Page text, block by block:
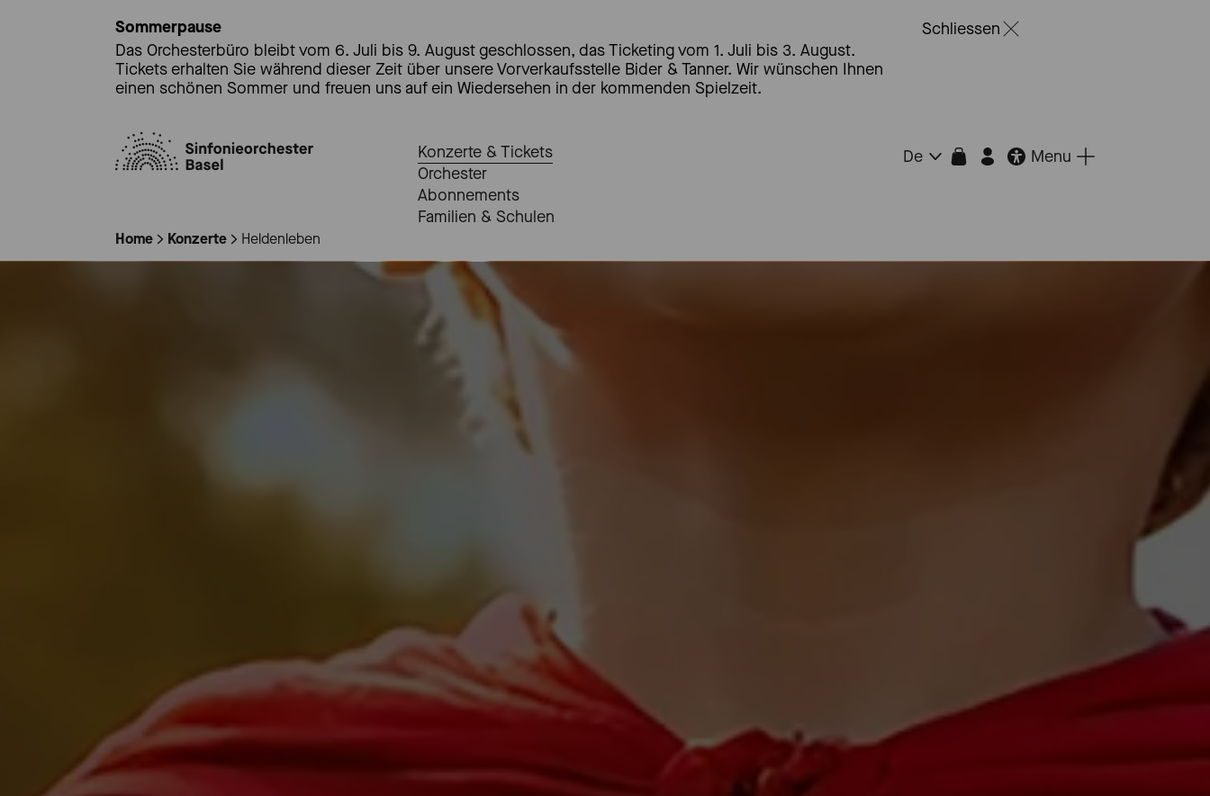
Sommerpause
Das Orchesterbüro bleibt vom 6. Juli bis 9. August geschlossen, das Ticketing vom 1. Juli bis 3. August.
Tickets erhalten Sie während dieser Zeit über unsere Vorverkaufsstelle Bider & Tanner. Wir wünschen Ihnen
einen schönen Sommer und freuen uns auf ein Wiedersehen in der kommenden Spielzeit.
Schliessen
Konzerte & Tickets
Orchester
Abonnements
Familien & Schulen
De Menu
Home Konzerte Heldenleben